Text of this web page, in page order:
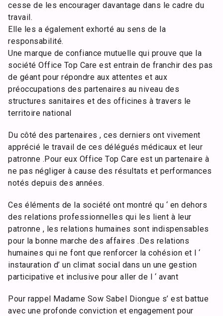
cesse de les encourager davantage dans le cadre du
travail.
Elle les a également exhorté au sens de la
responsabilité.
Une marque de confiance mutuelle qui prouve que la
société Office Top Care est entrain de franchir des pas
de géant pour répondre aux attentes et aux
préoccupations des partenaires au niveau des
structures sanitaires et des officines à travers le
territoire national
Du côté des partenaires , ces derniers ont vivement
apprécié le travail de ces délégués médicaux et leur
patronne .Pour eux Office Top Care est un partenaire à
ne pas négliger à cause des résultats et performances
notés depuis des années.
Ces éléments de la société ont montré qu ‘ en dehors
des relations professionnelles qui les lient à leur
patronne , les relations humaines sont indispensables
pour la bonne marche des affaires .Des relations
humaines qui ne font que renforcer la cohésion et l ‘
instauration d’ un climat social dans un une gestion
participative et inclusive pour aller de l ‘ avant
Pour rappel Madame Sow Sabel Diongue s’ est battue
avec une profonde conviction et engagement pour